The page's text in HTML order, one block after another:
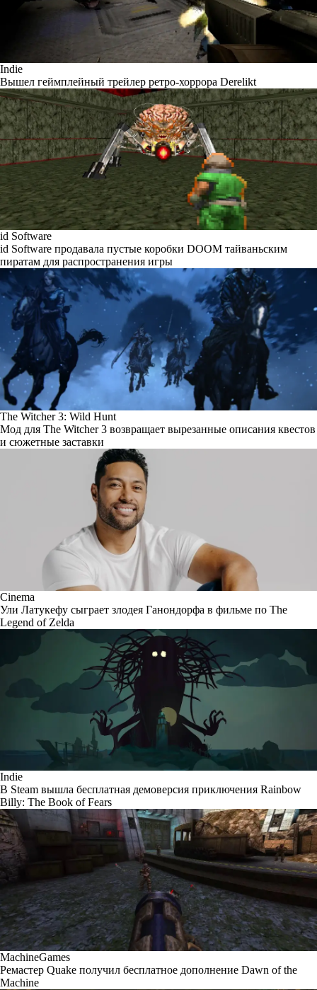
Indie
Вышел геймплейный трейлер ретро-хоррора Derelikt
id Software
id Software продавала пустые коробки DOOM тайваньским
пиратам для распространения игры
The Witcher 3: Wild Hunt
Мод для The Witcher 3 возвращает вырезанные описания квестов
и сюжетные заставки
Cinema
Ули Латукефу сыграет злодея Ганондорфа в фильме по The
Legend of Zelda
Indie
В Steam вышла бесплатная демоверсия приключения Rainbow
Billy: The Book of Fears
MachineGames
Ремастер Quake получил бесплатное дополнение Dawn of the
Machine